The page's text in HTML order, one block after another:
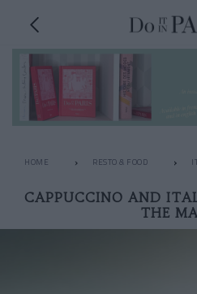
HOME RESTO & FOOD
CAPPUCCINO AND
THE